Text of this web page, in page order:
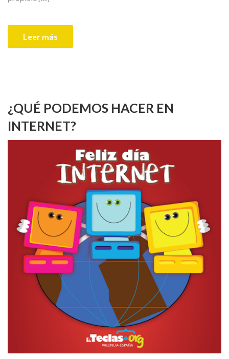
Leer más
¿QUÉ PODEMOS HACER EN
INTERNET?